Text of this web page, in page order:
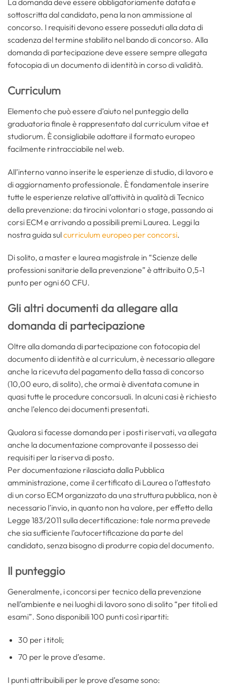
La domanda deve essere obbligatoriamente datata e
sottoscritta dal candidato, pena la non ammissione al
concorso. I requisiti devono essere posseduti alla data di
scadenza del termine stabilito nel bando di concorso. Alla
domanda di partecipazione deve essere sempre allegata
fotocopia di un documento di identità in corso di validità.
Curriculum
Elemento che può essere d’aiuto nel punteggio della
graduatoria finale è rappresentato dal curriculum vitae et
studiorum. È consigliabile adottare il formato europeo
facilmente rintracciabile nel web.
All’interno vanno inserite le esperienze di studio, di lavoro e
di aggiornamento professionale. È fondamentale inserire
tutte le esperienze relative all’attività in qualità di Tecnico
della prevenzione: da tirocini volontari o stage, passando ai
corsi ECM e arrivando a possibili premi Laurea. Leggi la
nostra guida sulcurriculum europeo per concorsi.
Di solito, a master e laurea magistrale in “Scienze delle
professioni sanitarie della prevenzione” è attribuito 0,5-1
punto per ogni 60 CFU.
Gli altri documenti da allegare alla
domanda di partecipazione
Oltre alla domanda di partecipazione con fotocopia del
documento di identità e al curriculum, è necessario allegare
anche la ricevuta del pagamento della tassa di concorso
(10,00 euro, di solito), che ormai è diventata comune in
quasi tutte le procedure concorsuali. In alcuni casi è richiesto
anche l’elenco dei documenti presentati.
Qualora si facesse domanda per i posti riservati, va allegata
anche la documentazione comprovante il possesso dei
requisiti per la riserva di posto.
Per documentazione rilasciata dalla Pubblica
amministrazione, come il certificato di Laurea o l’attestato
di un corso ECM organizzato da una struttura pubblica, non è
necessario l’invio, in quanto non ha valore, per effetto della
Legge 183/2011 sulla decertificazione: tale norma prevede
che sia sufficiente l’autocertificazione da parte del
candidato, senza bisogno di produrre copia del documento.
Il punteggio
Generalmente, i concorsi per tecnico della prevenzione
nell’ambiente e nei luoghi di lavoro sono di solito “per titoli ed
esami”. Sono disponibili 100 punti così ripartiti:
30 per i titoli;
70 per le prove d’esame.
I punti attribuibili per le prove d’esame sono: